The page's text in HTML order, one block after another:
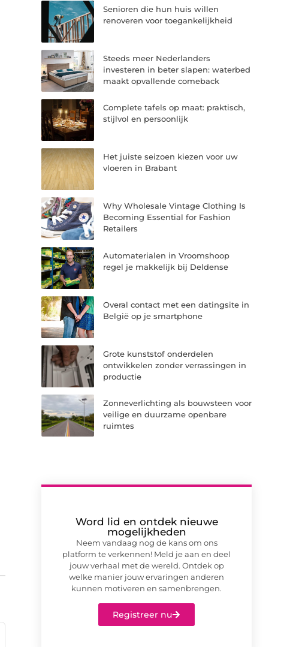
Senioren die hun huis willen
renoveren voor toegankelijkheid
Steeds meer Nederlanders
investeren in beter slapen: waterbed
maakt opvallende comeback
Complete tafels op maat: praktisch,
stijlvol en persoonlijk
Het juiste seizoen kiezen voor uw
vloeren in Brabant
Why Wholesale Vintage Clothing Is
Becoming Essential for Fashion
Retailers
Automaterialen in Vroomshoop
regel je makkelijk bij Deldense
Overal contact met een datingsite in
België op je smartphone
Grote kunststof onderdelen
ontwikkelen zonder verrassingen in
productie
Zonneverlichting als bouwsteen voor
veilige en duurzame openbare
ruimtes
Word lid en ontdek nieuwe
mogelijkheden
Neem vandaag nog de kans om ons
platform te verkennen! Meld je aan en deel
jouw verhaal met de wereld. Ontdek op
welke manier jouw ervaringen anderen
kunnen motiveren en samenbrengen.
Registreer nu